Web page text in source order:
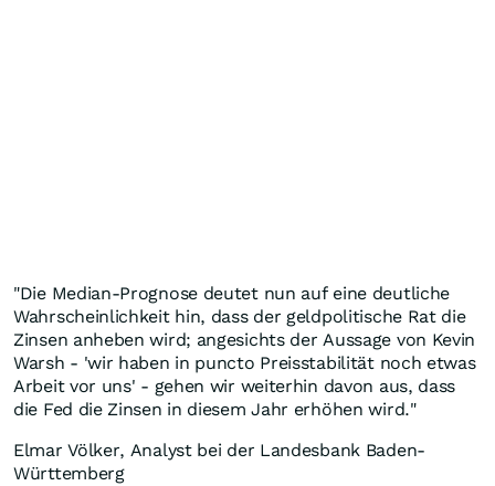
"Die Median-Prognose deutet nun auf eine deutliche
Wahrscheinlichkeit hin, dass der geldpolitische Rat die
Zinsen anheben wird; angesichts der Aussage von Kevin
Warsh - 'wir haben in puncto Preisstabilität noch etwas
Arbeit vor uns' - gehen wir weiterhin davon aus, dass
die Fed die Zinsen in diesem Jahr erhöhen wird."
Elmar Völker, Analyst bei der Landesbank Baden-
Württemberg